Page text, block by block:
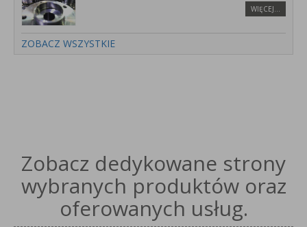
WIĘCEJ…
ZOBACZ WSZYSTKIE
Zobacz dedykowane strony
wybranych produktów oraz
oferowanych usług.